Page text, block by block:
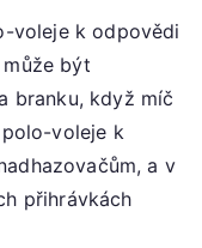
voleje k odpovědi
může být
branku, když míč
voleje k
a v
přihrávkách